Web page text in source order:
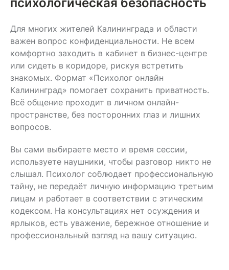
Для многих жителей Калининграда и области
важен вопрос конфиденциальности. Не всем
комфортно заходить в кабинет в бизнес-центре
или сидеть в коридоре, рискуя встретить
знакомых. Формат «Психолог онлайн
Калининград» помогает сохранить приватность.
Всё общение проходит в личном онлайн-
пространстве, без посторонних глаз и лишних
вопросов.
Вы сами выбираете место и время сессии,
используете наушники, чтобы разговор никто не
слышал. Психолог соблюдает профессиональную
тайну, не передаёт личную информацию третьим
лицам и работает в соответствии с этическим
кодексом. На консультациях нет осуждения и
ярлыков, есть уважение, бережное отношение и
профессиональный взгляд на вашу ситуацию.